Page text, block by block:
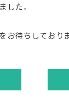
した。
お待ちしておりま